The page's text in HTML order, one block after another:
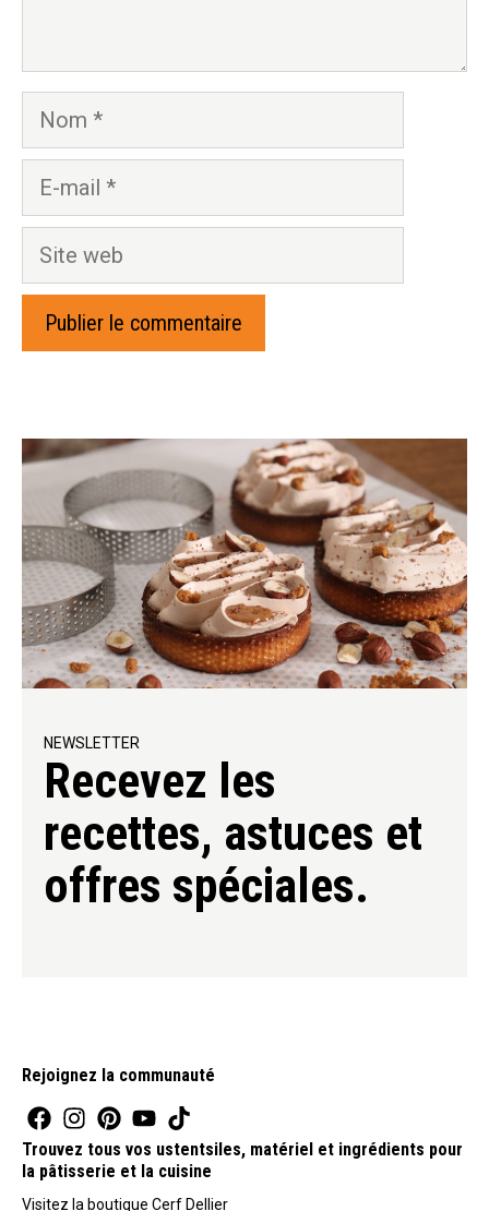
Nom
Site
NEWSLETTER
Recevez les
recettes, astuces et
offres spéciales.
Rejoignez la communauté
Trouvez tous vos ustentsiles, matériel et ingrédients pour
la pâtisserie et la cuisine
Visitez la boutique Cerf Dellier